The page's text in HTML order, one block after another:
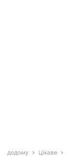
додому Цікаве